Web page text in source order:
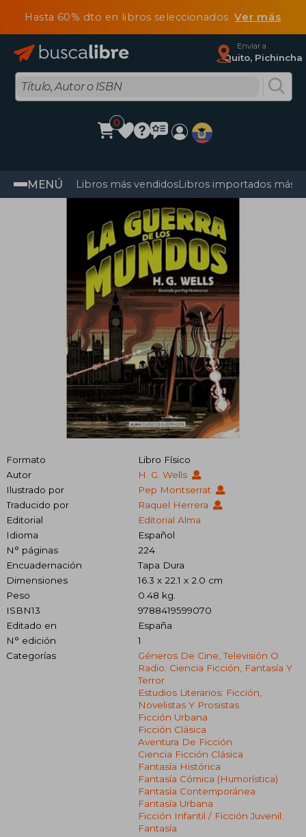
Hasta 60% dto en libros seleccionadosVer más
Enviar a
Quito, Pichincha
0
MENÚ Libros más vendidosLibros importados más
Formato
Libro Físico
Autor
H. G. Wells
Ilustrado por
Pep Montserrat
Traducido por
Raquel Herrera
Editorial
Editorial Alma
Idioma
Español
N° páginas
224
Encuadernación
Tapa Dura
Dimensiones
16.3 x 22.1 x 2.0 cm
Peso
0.48 kg.
ISBN13
9788419599070
Editado en
España
N° edición
1
Categorías
Géneros De Cine, Televisión O
Radio: Ciencia Ficción, Fantasía Y
Terror
Estudios Literarios: Ficción,
Novelistas Y Prosistas
Ficción Urbana
Ficción Clásica
Aventura De Ficción
Ciencia Ficción Clásica
Fantasía Histórica
Fantasía Cómica (humorística)
Fantasía Contemporánea
Fantasía Urbana
Ficción Infantil / Ficción Juvenil:
Fantasía